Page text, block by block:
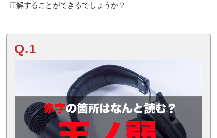
正解することができるでしょうか？
Q.1